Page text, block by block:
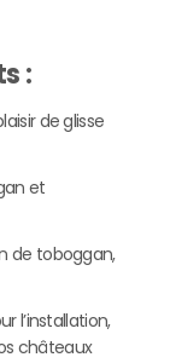
:
de glisse
et
de toboggan,
l’installation,
châteaux